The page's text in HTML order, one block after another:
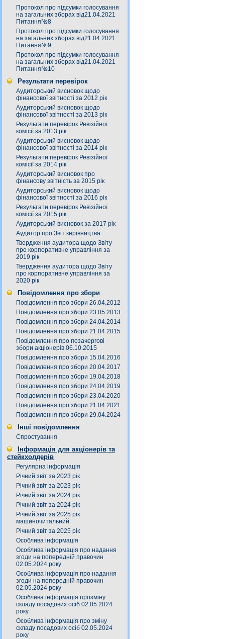
Протокол про підсумки голосування
на загальних зборах від21.04.2021
Питання№8
Протокол про підсумки голосування
на загальних зборах від21.04.2021
Питання№9
Протокол про підсумки голосування
на загальних зборах від21.04.2021
Питання№10
Результати перевірок
Аудиторський висновок щодо
фінансової звітності за 2012 рік
Аудиторський висновок щодо
фінансової звітності за 2013 рік
Результати перевірок Ревізійної
комісії за 2013 рік
Аудиторський висновок щодо
фінансової звітності за 2014 рік
Результати перевірок Ревізійної
комісії за 2014 рік
Аудиторський висновок про
фінансову звітність за 2015 рік
Аудиторський висновок щодо
фінансової звітності за 2016 рік
Результати перевірок Ревізійної
комісії за 2015 рік
Аудиторський висновок за 2017 рік
Аудитор про Звіт керівництва
Твердження аудитора щодо Звіту
про корпоративне управління за
2019 рік
Твердження аудитора щодо Звіту
про корпоративне управління за
2020 рік
Повідомлення про збори
Повідомлення про збори 26.04.2012
Повідомлення про збори 23.05.2013
Повідомлення про збори 24.04.2014
Повідомлення про збори 21.04.2015
Повідомлення про позачергові
збори акціонерів 06.10.2015
Повідомлення про збори 15.04.2016
Повідомлення про збори 20.04.2017
Повідомлення про збори 19.04.2018
Повідомлення про збори 24.04.2019
Повідомлення про збори 23.04.2020
Повідомлення про збори 21.04.2021
Повідомлення про збори 29.04.2024
Інші повідомлення
Спростування
Інформація для акціонерів та
стейкхолдерів
Регулярна інформація
Річний звіт за 2023 рік
Річний звіт за 2023 рік
Річний звіт за 2024 рік
Річний звіт за 2024 рік
Річний звіт за 2025 рік
машиночитальний
Річний звіт за 2025 рік
Особлива інформація
Особлива інформація про надання
згоди на попередній правочин
02.05.2024 року
Особлива інформація про надання
згоди на попередній правочин
02.05.2024 року
Особлива інформація прозміну
складу посадових осіб 02.05.2024
року
Особлива інформація про зміну
складу посадових осіб 02.05.2024
року